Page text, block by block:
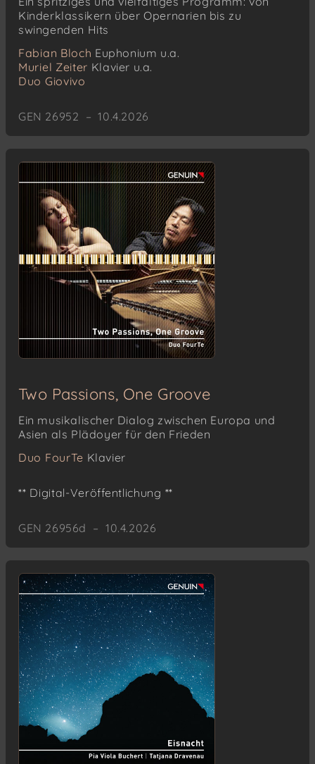
Kinderklassikern über Opernarien bis zu
swingenden Hits
Fabian Bloch Euphonium u.a.
Muriel Zeiter Klavier u.a.
Duo Giovivo
GEN 26952 – 10.4.2026
Two Passions, One Groove
Ein musikalischer Dialog zwischen Europa und
Asien als Plädoyer für den Frieden
Duo FourTe Klavier
** Digital-Veröffentlichung **
GEN 26956d – 10.4.2026